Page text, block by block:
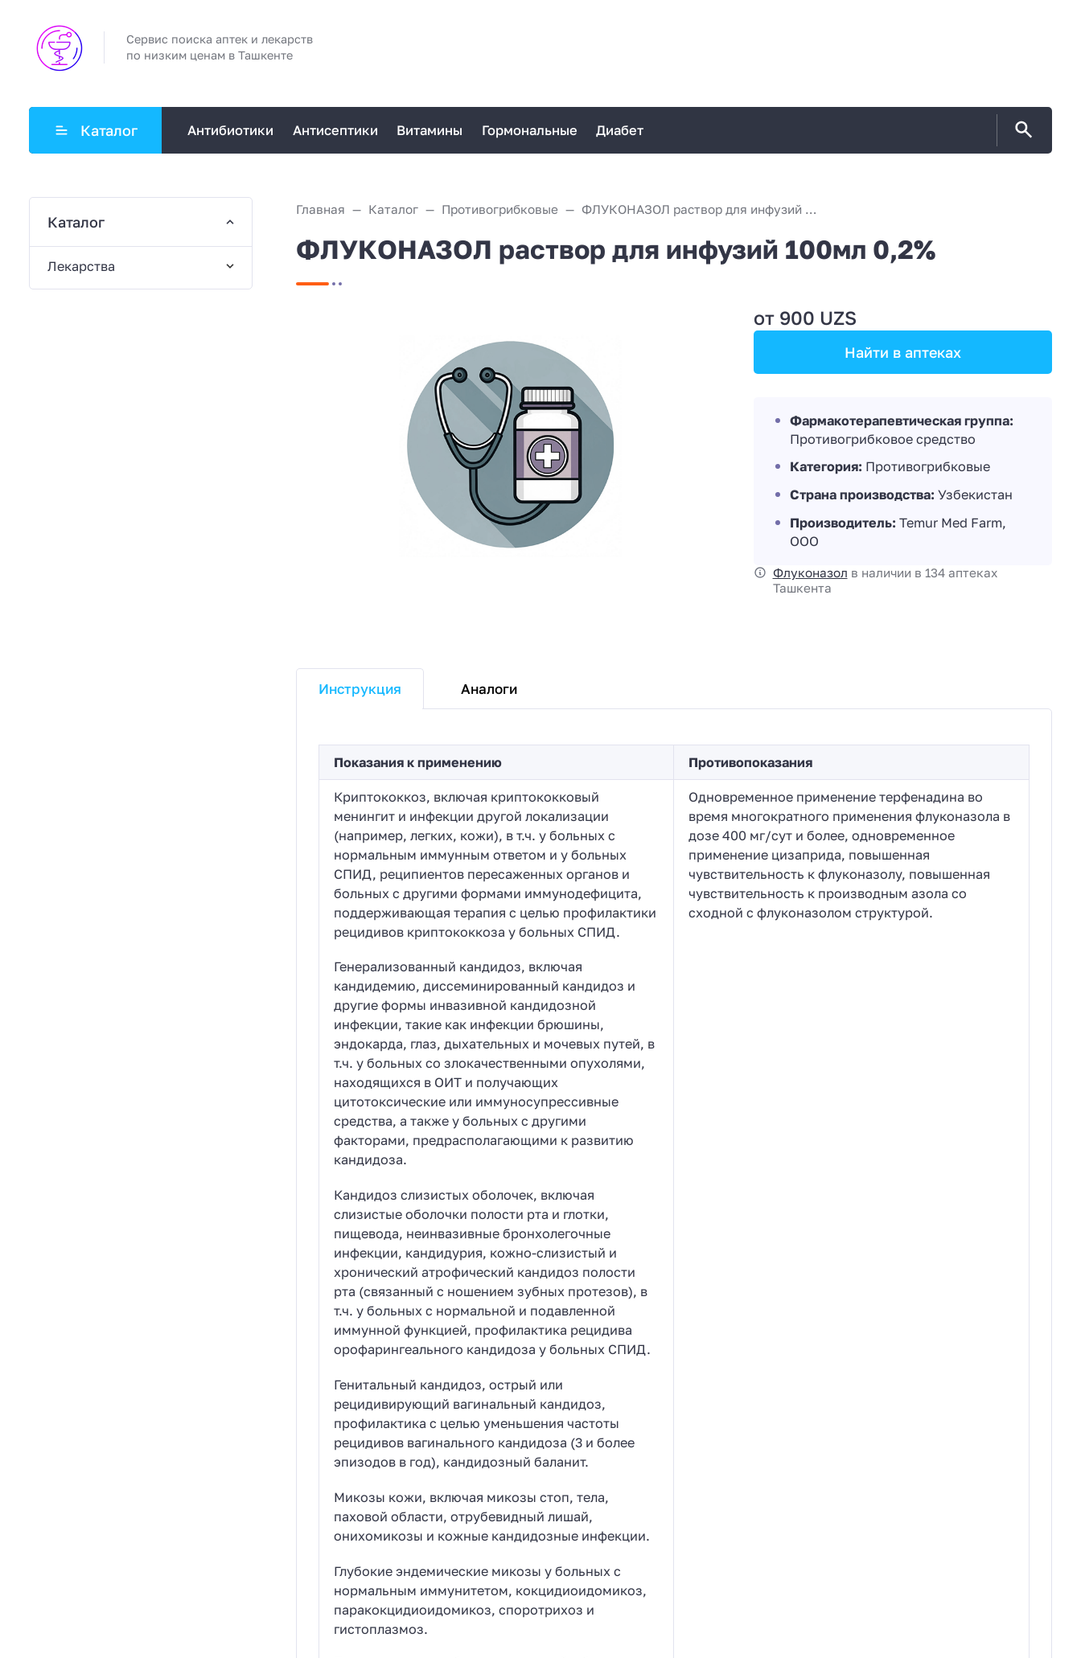
Сервис поиска аптек и лекарств
по низким ценам в Ташкенте
Каталог Антибиотики Антисептики Витамины Гормональные Диабет
Главная Каталог Противогрибковые ФЛУКОНАЗОЛ раствор для инфузий 100мл 0,2%
ФЛУКОНАЗОЛ раствор для инфузий 100мл 0,2%
от 900 UZS
Найти в аптеках
Фармакотерапевтическая группа:
Противогрибковое средство
Категория: Противогрибковые
Страна производства: Узбекистан
Производитель: Temur Med Farm,
OOO
Флуконазол в наличии в 134 аптеках
Ташкента
Инструкция Аналоги
Показания к применению Противопоказания
Криптококкоз, включая криптококковый
менингит и инфекции другой локализации
(например, легких, кожи), в т.ч. у больных с
нормальным иммунным ответом и у больных
СПИД, реципиентов пересаженных органов и
больных с другими формами иммунодефицита,
поддерживающая терапия с целью профилактики
рецидивов криптококкоза у больных СПИД.
Генерализованный кандидоз, включая
кандидемию, диссеминированный кандидоз и
другие формы инвазивной кандидозной
инфекции, такие как инфекции брюшины,
эндокарда, глаз, дыхательных и мочевых путей, в
т.ч. у больных со злокачественными опухолями,
находящихся в ОИТ и получающих
цитотоксические или иммуносупрессивные
средства, а также у больных с другими
факторами, предрасполагающими к развитию
кандидоза.
Кандидоз слизистых оболочек, включая
слизистые оболочки полости рта и глотки,
пищевода, неинвазивные бронхолегочные
инфекции, кандидурия, кожно-слизистый и
хронический атрофический кандидоз полости
рта (связанный с ношением зубных протезов), в
т.ч. у больных с нормальной и подавленной
иммунной функцией, профилактика рецидива
орофарингеального кандидоза у больных СПИД.
Генитальный кандидоз, острый или
рецидивирующий вагинальный кандидоз,
профилактика с целью уменьшения частоты
рецидивов вагинального кандидоза (3 и более
эпизодов в год), кандидозный баланит.
Микозы кожи, включая микозы стоп, тела,
паховой области, отрубевидный лишай,
онихомикозы и кожные кандидозные инфекции.
Глубокие эндемические микозы у больных с
нормальным иммунитетом, кокцидиоидомикоз,
паракокцидиоидомикоз, споротрихоз и
гистоплазмоз.
Одновременное применение терфенадина во
время многократного применения флуконазола в
дозе 400 мг/сут и более, одновременное
применение цизаприда, повышенная
чувствительность к флуконазолу, повышенная
чувствительность к производным азола со
сходной с флуконазолом структурой.
Каталог
Лекарства